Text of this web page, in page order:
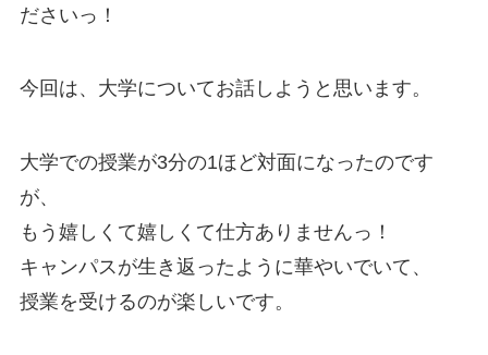
ださいっ！
今回は、大学についてお話しようと思います。
大学での授業が3分の1ほど対面になったのです
が、
もう嬉しくて嬉しくて仕方ありませんっ！
キャンパスが生き返ったように華やいでいて、
授業を受けるのが楽しいです。